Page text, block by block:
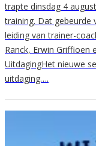
trapte dinsdag 4
training. Dat gebeurde
leiding van trainer-
Ranck, Erwin Griffioen
UitdagingHet nieuwe
uitdaging….